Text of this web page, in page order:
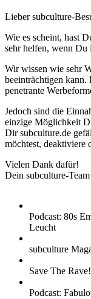
Lieber subculture-
Wie es scheint, hast
sehr helfen, wenn Du
Wir wissen wie sehr
beeinträchtigen
penetrante
Jedoch sind die
einzige Möglichkeit
Dir subculture.de
möchtest, deaktiviere
Vielen Dank dafür!
Dein subculture-Team
Podcast: 80s
Leucht
subculture
Save The Rave!
Podcast: